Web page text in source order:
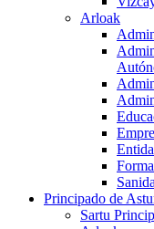
Arloak
Principado de
Sartu